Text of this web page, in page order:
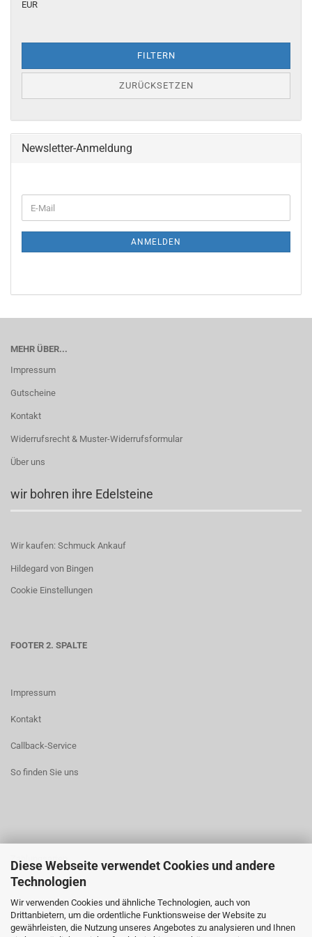
Diese Webseite verwendet Cookies und andere
Technologien
Wir verwenden Cookies und ähnliche Technologien, auch von
Drittanbietern, um die ordentliche Funktionsweise der Website zu
gewährleisten, die Nutzung unseres Angebotes zu analysieren und Ihnen
EUR
FILTERN
ZURÜCKSETZEN
Newsletter-Anmeldung
ZUR
E-
Mail
ANMELDEN
MEHR ÜBER...
Impressum
Gutscheine
Kontakt
Widerrufsrecht & Muster-Widerrufsformular
Über uns
wir bohren ihre Edelsteine
Wir kaufen: Schmuck Ankauf
Hildegard von Bingen
Cookie Einstellungen
FOOTER 2. SPALTE
Impressum
Kontakt
Callback-Service
So finden Sie uns
Zahlungsarten
Widerrufsrecht
AGB